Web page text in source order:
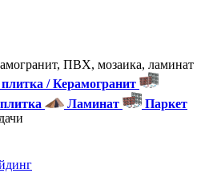
ПВХ, мозаика, ламинат
/ Керамогранит
Ламинат
Паркет